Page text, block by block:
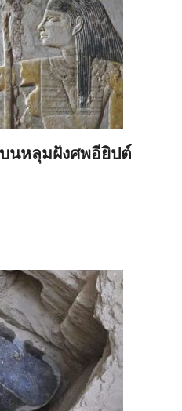
นหลุมฝังศพอียิปต์